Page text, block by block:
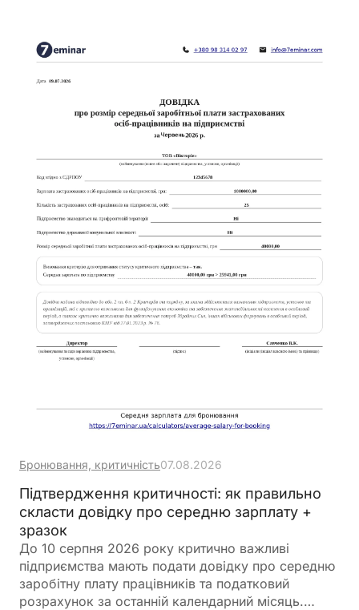
Бронювання, критичність07.08.2026
Підтвердження критичності: як правильно
скласти довідку про середню зарплату +
зразок
До 10 серпня 2026 року критично важливі
підприємства мають подати довідку про середню
заробітну плату працівників та податковий
розрахунок за останній календарний місяць.